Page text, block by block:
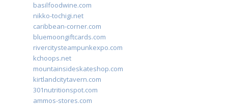
basilfoodwine.com
nikko-tochigi.net
caribbean-corner.com
bluemoongiftcards.com
rivercitysteampunkexpo.com
kchoops.net
mountainsideskateshop.com
kirtlandcitytavern.com
301nutritionspot.com
ammos-stores.com